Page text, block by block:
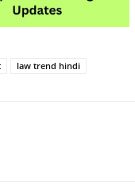
law trend hindi